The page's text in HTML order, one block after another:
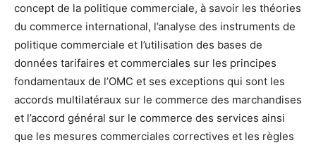
concept de la politique commerciale, à savoir les théories
du commerce international, l’analyse des instruments de
politique commerciale et l’utilisation des bases de
données tarifaires et commerciales sur les principes
fondamentaux de l’OMC et ses exceptions qui sont les
accords multilatéraux sur le commerce des marchandises
et l’accord général sur le commerce des services ainsi
que les mesures commerciales correctives et les règles